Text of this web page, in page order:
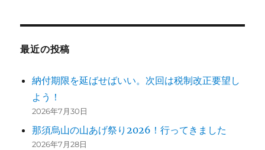
ョ
ン
最近の投稿
納付期限を延ばせばいい。次回は税制改正要望し
よう！
2026年7月30日
那須烏山の山あげ祭り2026！行ってきました
2026年7月28日